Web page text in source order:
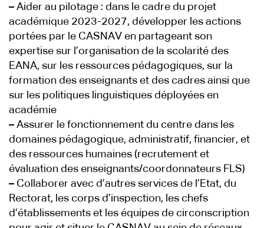
– Aider au pilotage : dans le cadre du projet
académique 2023-2027, développer les actions
portées par le CASNAV en partageant son
expertise sur l’organisation de la scolarité des
EANA, sur les ressources pédagogiques, sur la
formation des enseignants et des cadres ainsi que
sur les politiques linguistiques déployées en
académie
– Assurer le fonctionnement du centre dans les
domaines pédagogique, administratif, financier, et
des ressources humaines (recrutement et
évaluation des enseignants/coordonnateurs FLS)
– Collaborer avec d’autres services de l’Etat, du
Rectorat, les corps d’inspection, les chefs
d’établissements et les équipes de circonscription